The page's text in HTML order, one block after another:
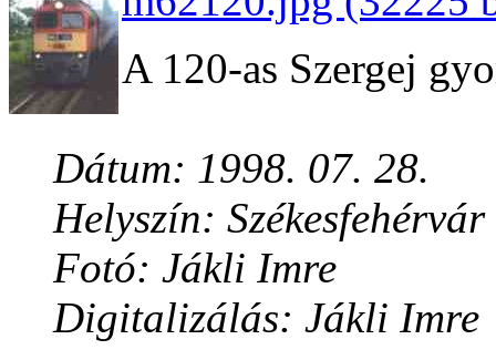
A 120-as Szergej
Dátum: 1998. 07. 28.
Helyszín: Székesfehérvár
Fotó: Jákli Imre
Digitalizálás: Jákli Imre